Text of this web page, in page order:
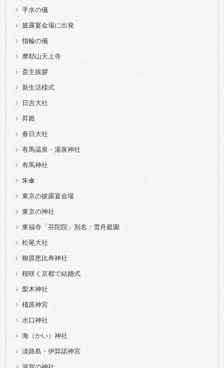
手水の儀
披露宴会場に出発
指輪の儀
摩耶山天上寺
斎主挨拶
新生活様式
日吉大社
昇殿
春日大社
有馬温泉・湯泉神社
有馬神社
朱傘
東京の披露宴会場
東京の神社
東福寺「芬陀院」別名：雪舟庭園
松尾大社
柳原恵比寿神社
桜咲く京都で結婚式
梨木神社
橿原神宮
水口神社
海（かい）神社
淡路島・伊弉諾神宮